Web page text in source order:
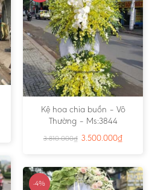
Kệ hoa chia buồn – Vô
Thường – Ms:3844
3.810.000₫ 3.500.000₫
-4%